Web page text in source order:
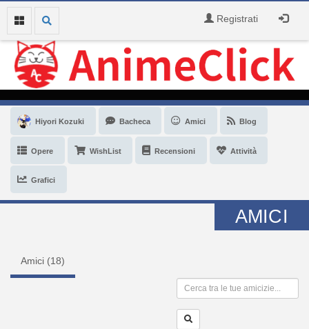
Registrati
Hiyori Kozuki Bacheca Amici Blog
Opere WishList Recensioni Attività
Grafici
AMICI
Amici (18)